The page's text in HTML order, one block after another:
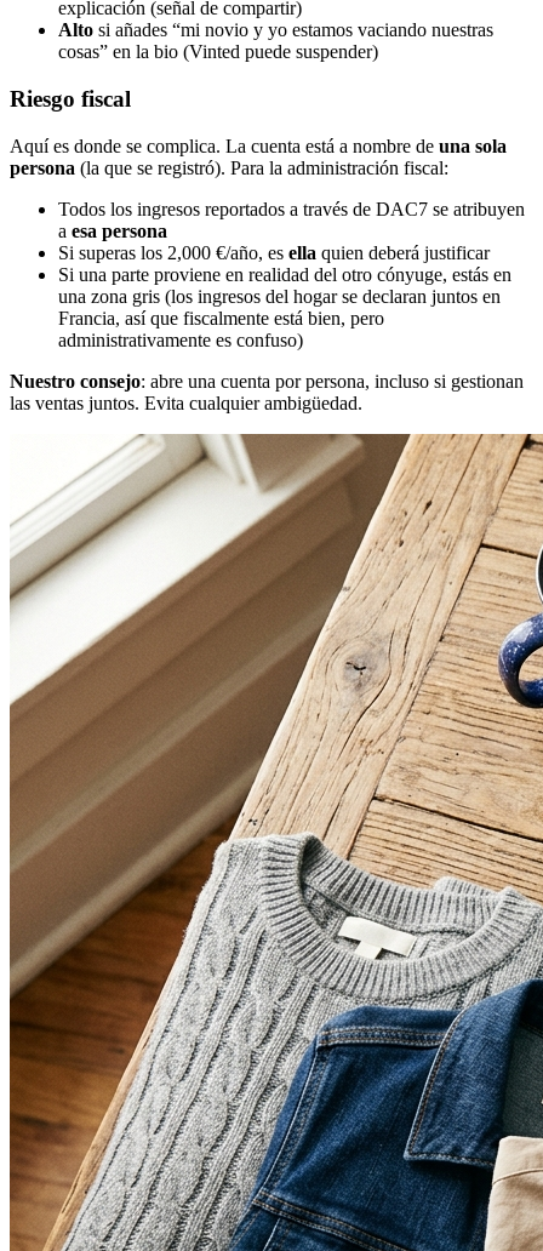
explicación (señal de compartir)
Alto si añades “mi novio y yo estamos vaciando nuestras
cosas” en la bio (Vinted puede suspender)
Riesgo fiscal
Aquí es donde se complica. La cuenta está a nombre de una sola
persona (la que se registró). Para la administración fiscal:
Todos los ingresos reportados a través de DAC7 se atribuyen
a esa persona
Si superas los 2,000 €/año, es ella quien deberá justificar
Si una parte proviene en realidad del otro cónyuge, estás en
una zona gris (los ingresos del hogar se declaran juntos en
Francia, así que fiscalmente está bien, pero
administrativamente es confuso)
Nuestro consejo: abre una cuenta por persona, incluso si gestionan
las ventas juntos. Evita cualquier ambigüedad.